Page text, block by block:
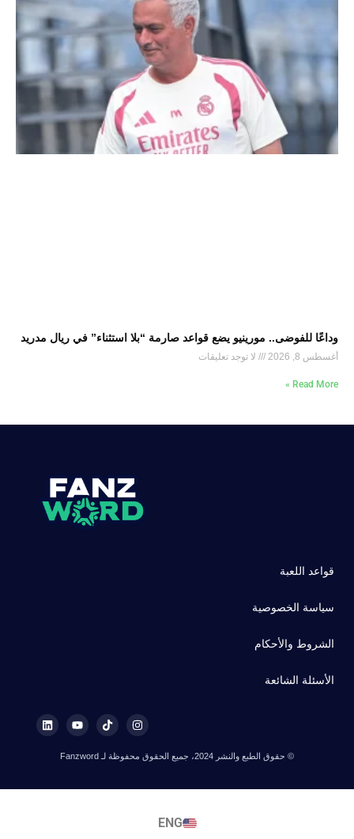
وداعًا للفوضى.. مورينيو يضع قواعد صارمة “بلا استثناء” في ريال مدريد
أغسطس 8, 2026 لا توجد تعليقات
Read More »
قواعد اللعبة
سياسة الخصوصية
الشروط والأحكام
الأسئلة الشائعة
© حقوق الطبع والنشر 2024، جميع الحقوق محفوظة لـ Fanzword
ENG